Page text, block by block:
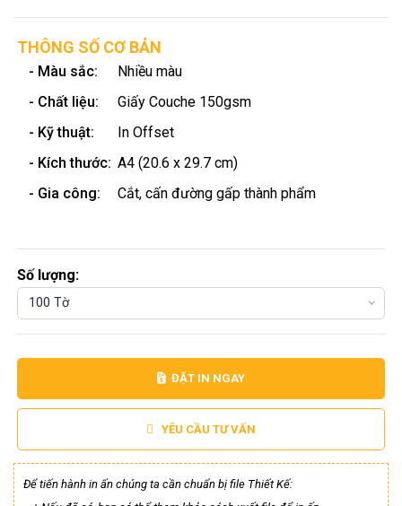
THÔNG SỐ CƠ BẢN
- Màu sắc:
Nhiều màu
- Chất liệu:
Giấy Couche 150gsm
- Kỹ thuật:
In Offset
- Kích thước: A4 (20.6 x 29.7 cm)
- Gia công:
Cắt, cấn đường gấp thành phẩm
Số lượng:
100 Tờ
ĐẶT IN NGAY
YÊU CẦU TƯ VẤN
Để tiến hành in ấn chúng ta cần chuẩn bị file Thiết Kế: